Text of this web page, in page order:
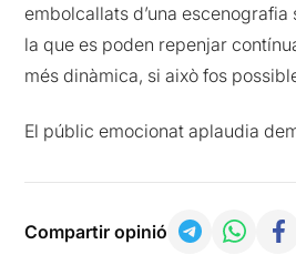
embolcallats d’una
la que es poden repenjar
més dinàmica, si això fos
El públic emocionat aplaudia
Compartir opinió